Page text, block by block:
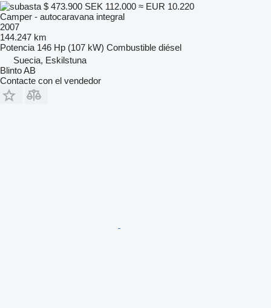
$ 473.900 SEK 112.000 ≈ EUR 10.220
Camper - autocaravana integral
2007
144.247 km
Potencia 146 Hp (107 kW) Combustible diésel
Suecia, Eskilstuna
Blinto AB
Contacte con el vendedor